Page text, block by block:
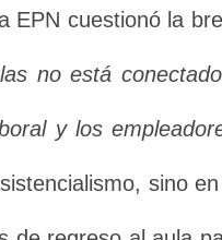
EPN cuestionó la
no está
y los
sino